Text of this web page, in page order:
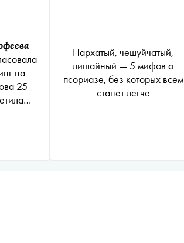
на
25
Пархатый, чешуйчатый,
лишайный — 5 мифов о
псориазе, без которых всем
станет легче